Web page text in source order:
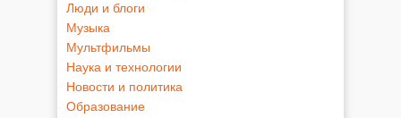
Люди и блоги
Музыка
Мультфильмы
Наука и технологии
Новости и политика
Образование